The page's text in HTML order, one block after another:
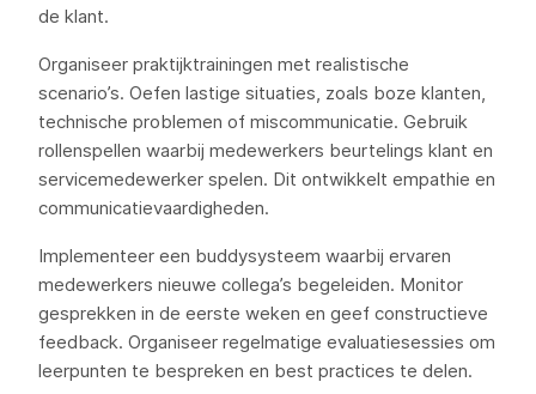
de klant.
Organiseer praktijktrainingen met realistische
scenario’s. Oefen lastige situaties, zoals boze klanten,
technische problemen of miscommunicatie. Gebruik
rollenspellen waarbij medewerkers beurtelings klant en
servicemedewerker spelen. Dit ontwikkelt empathie en
communicatievaardigheden.
Implementeer een buddysysteem waarbij ervaren
medewerkers nieuwe collega’s begeleiden. Monitor
gesprekken in de eerste weken en geef constructieve
feedback. Organiseer regelmatige evaluatiesessies om
leerpunten te bespreken en best practices te delen.